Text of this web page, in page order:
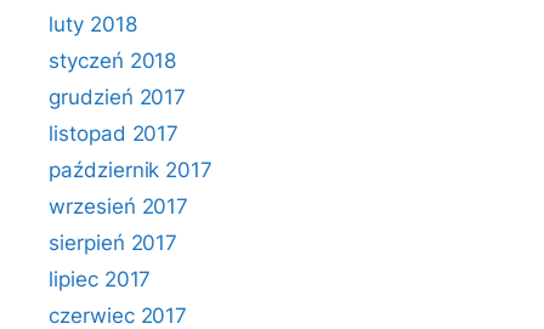
luty 2018
styczeń 2018
grudzień 2017
listopad 2017
październik 2017
wrzesień 2017
sierpień 2017
lipiec 2017
czerwiec 2017